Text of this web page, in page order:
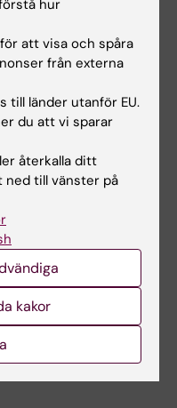
associated
D; Ottenbros I;
P
suspect
in human
annotations to
JP; Krauss
L; Vitale CM;
Leon N; Pardo
S; Sulc L;
L; Ottenbros I;
Luijten M;
hur
för att visa och spåra
från externa
till länder utanför EU.
du att vi sparar
återkalla ditt
ned till vänster på
kakor